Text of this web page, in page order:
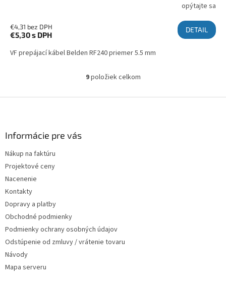
opýtajte sa
€4,31 bez DPH
€5,30s DPH
DETAIL
VF prepájací kábel Belden RF240 priemer 5.5 mm
Ovládacie prvky výpisu
9položiek celkom
Informácie pre vás
Nákup na faktúru
Projektové ceny
Nacenenie
Kontakty
Dopravy a platby
Obchodné podmienky
Podmienky ochrany osobných údajov
Odstúpenie od zmluvy / vrátenie tovaru
Návody
Mapa serveru